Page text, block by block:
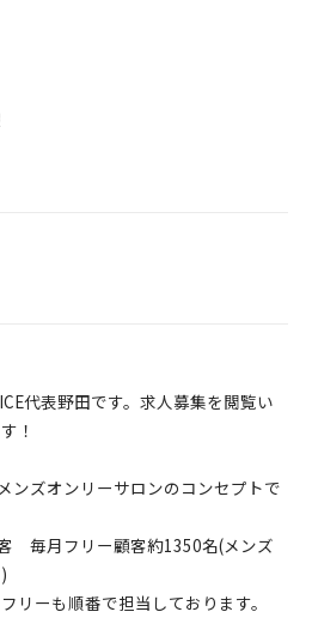
代表野田です。求人募集を閲覧い
！
ンズオンリーサロンのコンセプトで
毎月フリー顧客約1350名(メンズ
リーも順番で担当しております。